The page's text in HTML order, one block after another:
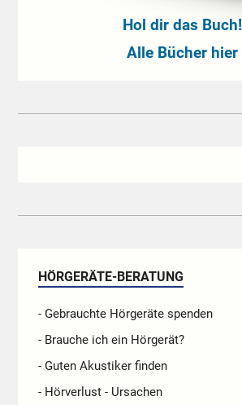
Hol dir das Buch!
Alle Bücher hier
HÖRGERÄTE-BERATUNG
- Gebrauchte Hörgeräte spenden
- Brauche ich ein Hörgerät?
- Guten Akustiker finden
- Hörverlust - Ursachen